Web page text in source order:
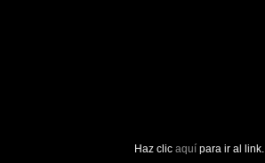
Haz clic aquí para ir al link.